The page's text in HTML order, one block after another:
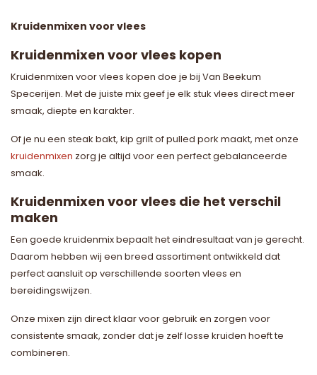
Kruidenmixen voor vlees
Kruidenmixen voor vlees kopen
Kruidenmixen voor vlees kopen doe je bij Van Beekum
Specerijen. Met de juiste mix geef je elk stuk vlees direct meer
smaak, diepte en karakter.
Of je nu een steak bakt, kip grilt of pulled pork maakt, met onze
kruidenmixen zorg je altijd voor een perfect gebalanceerde
smaak.
Kruidenmixen voor vlees die het verschil
maken
Een goede kruidenmix bepaalt het eindresultaat van je gerecht.
Daarom hebben wij een breed assortiment ontwikkeld dat
perfect aansluit op verschillende soorten vlees en
bereidingswijzen.
Onze mixen zijn direct klaar voor gebruik en zorgen voor
consistente smaak, zonder dat je zelf losse kruiden hoeft te
combineren.